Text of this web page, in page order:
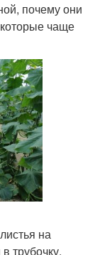
почему они
чаще
на
трубочку.